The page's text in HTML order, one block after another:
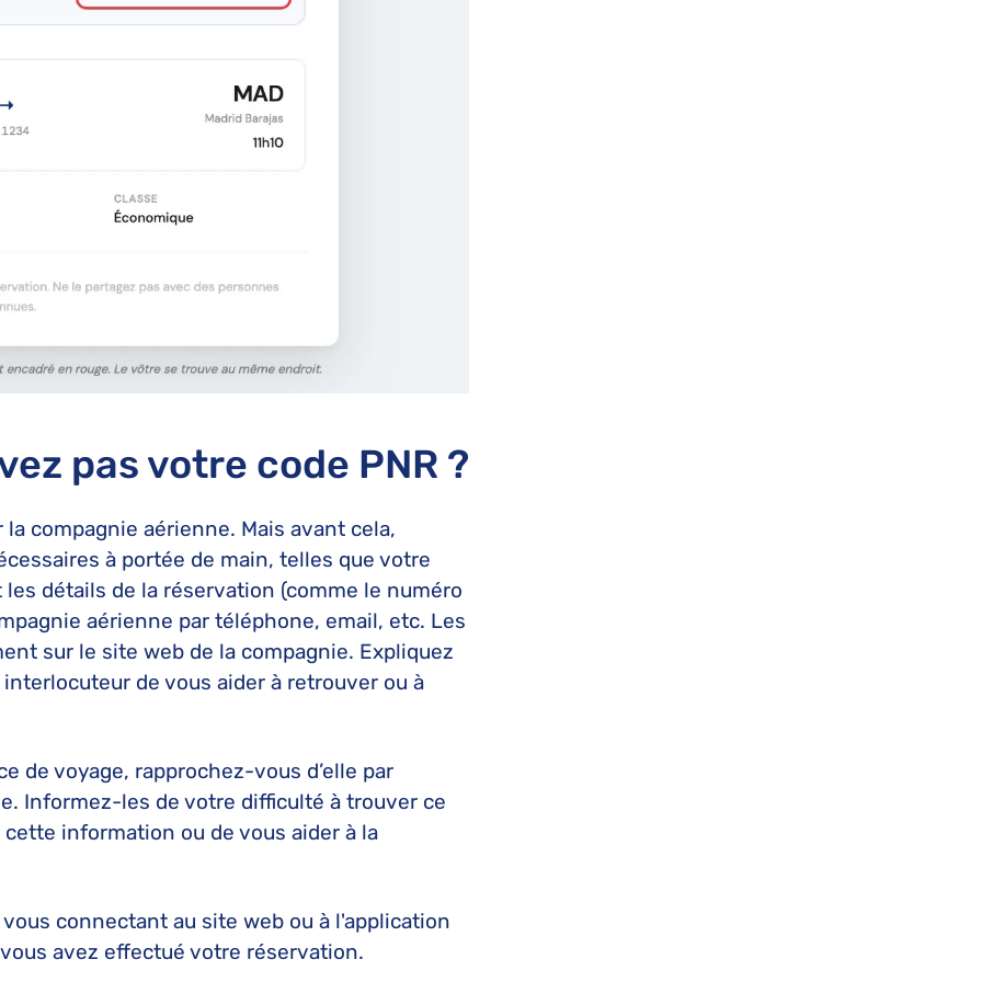
pas votre code PNR ?
compagnie aérienne. Mais avant cela,
à portée de main, telles que votre
détails de la réservation (comme le numéro
aérienne par téléphone, email, etc. Les
sur le site web de la compagnie. Expliquez
de vous aider à retrouver ou à
de voyage, rapprochez-vous d’elle par
Informez-les de votre difficulté à trouver ce
information ou de vous aider à la
connectant au site web ou à l'application
avez effectué votre réservation.